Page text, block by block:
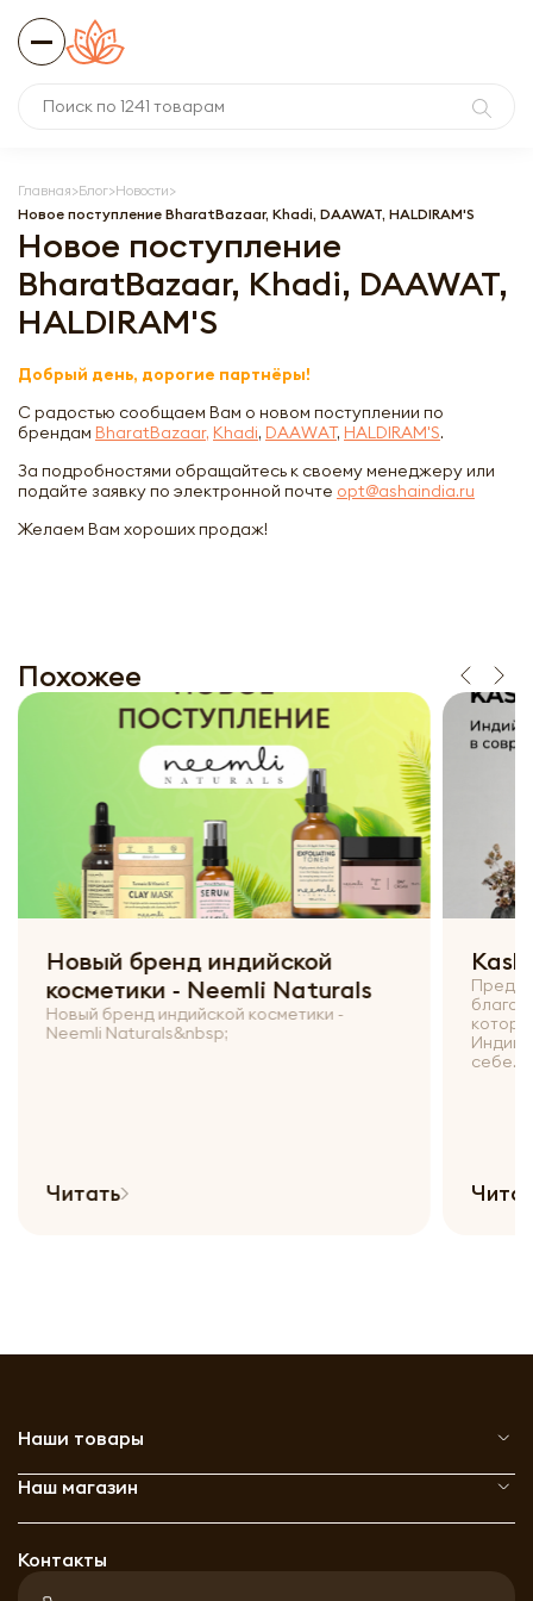
Главная Блог Новости
Новое поступление BharatBazaar, Khadi, DAAWAT, HALDIRAM'S
Новое поступление
BharatBazaar, Khadi, DAAWAT,
HALDIRAM'S
Добрый день, дорогие партнёры!
С радостью сообщаем Вам о новом поступлении по
брендам BharatBazaar, Khadi, DAAWAT, HALDIRAM'S.
За подробностями обращайтесь к своему менеджеру или
подайте заявку по электронной почте opt@ashaindia.ru
Желаем Вам хороших продаж!
Похожее
Новый бренд индийской
косметики - Neemli Naturals
Новый бренд индийской косметики -
Neemli Naturals&nbsp;
Читать
Индии
себе...
Наши товары
Наш магазин
Контакты